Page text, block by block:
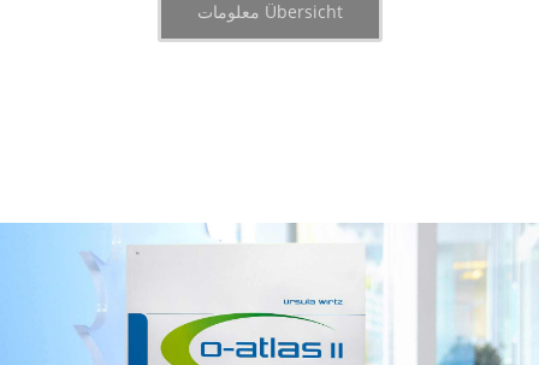
Übersicht معلومات